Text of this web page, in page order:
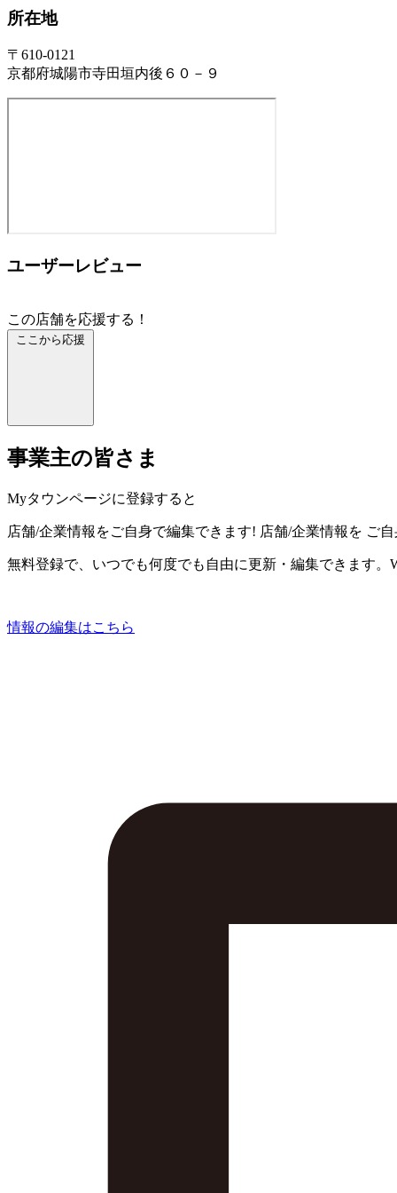
所在地
〒610-0121
京都府城陽市寺田垣内後６０－９
ユーザーレビュー
この店舗を応援する！
ここから応援
事業主の皆さま
Myタウンページに登録すると
店舗/企業情報をご自身で編集できます! 店舗/企業情報を ご
無料登録で、いつでも何度でも自由に更新・編集できます。
情報の編集はこちら